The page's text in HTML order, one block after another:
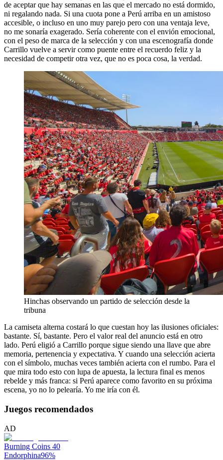
de aceptar que hay semanas en las que el mercado no está dormido,
ni regalando nada. Si una cuota pone a Perú arriba en un amistoso
accesible, o incluso en uno muy parejo pero con una ventaja leve,
no me sonaría exagerado. Sería coherente con el envión emocional,
con el peso de marca de la selección y con una escenografía donde
Carrillo vuelve a servir como puente entre el recuerdo feliz y la
necesidad de competir otra vez, que no es poca cosa, la verdad.
Hinchas observando un partido de selección desde la
tribuna
La camiseta alterna costará lo que cuestan hoy las ilusiones oficiales:
bastante. Sí, bastante. Pero el valor real del anuncio está en otro
lado. Perú eligió a Carrillo porque sigue siendo una llave que abre
memoria, pertenencia y expectativa. Y cuando una selección acierta
con el símbolo, muchas veces también acierta con el rumbo. Para el
que mira todo esto con lupa de apuesta, la lectura final es menos
rebelde y más franca: si Perú aparece como favorito en su próxima
escena, yo no lo pelearía. Yo me iría con él.
Juegos recomendados
AD
Burning Coins 40
Endorphina96%